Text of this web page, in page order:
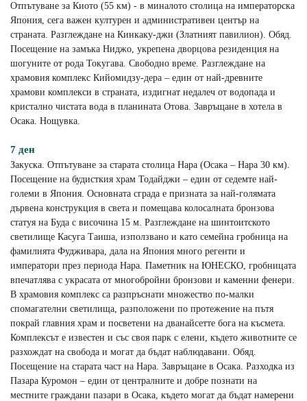
Отпътуване за Киото (55 км) - в миналото столица на императорска
Япония, сега важен културен и административен център на
страната. Разглеждане на Кинкаку-джи (Златният павилион). Обяд.
Посещение на замъка Ниджо, укрепена дворцова резиденция на
шогуните от рода Токугава. Свободно време. Разглеждане на
храмовия комплекс Кийомидзу-дера – един от най-древните
храмови комплекси в страната, издигнат недалеч от водопада и
кристално чистата вода в планината Отова. Завръщане в хотела в
Осака. Нощувка.
7 ден
Закуска. Отпътуване за старата столица Нара (Осака – Нара 30 км).
Посещение на будисткия храм Тодайджи – един от седемте най-
големи в Япония. Основната сграда е призната за най-голямата
дървена конструкция в света и помещава колосалната бронзова
статуя на Буда с височина 15 м. Разглеждане на шинтоитското
светилище Касуга Таиша, използвано и като семейна гробница на
фамилията Фудживара, дала на Япония много регенти и
императори през периода Нара. Паметник на ЮНЕСКО, гробницата
впечатлява с украсата от многобройни бронзови и каменни фенери.
В храмовия комплекс са разпръснати множество по-малки
спомагателни светилища, разположени по протежение на пътя
покрай главния храм и посветени на дванайсетте бога на късмета.
Комплексът e известен и със своя парк с елени, където животните се
разхождат на свобода и могат да бъдат наблюдавани. Обяд.
Посещение на старата част на Нара. Завръщане в Осака. Разходка из
Пазара Куромон – един от централните и добре познати на
местните граждани пазари в Осака, където могат да бъдат намерени